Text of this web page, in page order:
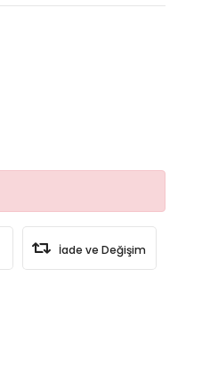
İade ve Değişim